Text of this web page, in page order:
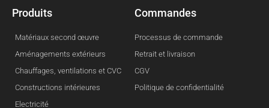
Produits
Matériaux second œuvre
Aménagements extérieurs
Chauffages, ventilations et CVC
Constructions intérieures
Electricité
Commandes
Processus de commande
Retrait et livraison
CGV
Politique de confidentialité